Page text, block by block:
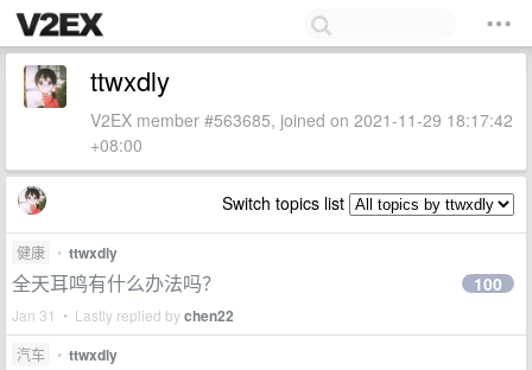
ttwxdly
V2EX member #563685, joined on 2021-11-29 18:17:42
+08:00
Switch topics list
健康 • ttwxdly
全天耳鸣有什么办法吗？
Jan 31 • Lastly replied bychen22
100
汽车 • ttwxdly